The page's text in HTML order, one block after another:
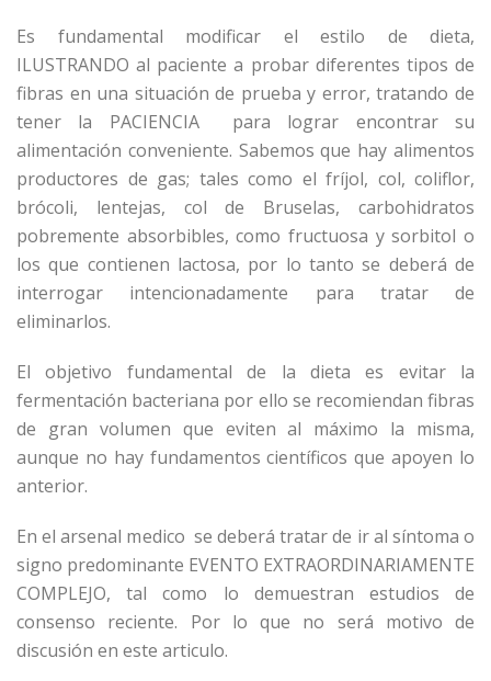
Es fundamental modificar el estilo de dieta,
ILUSTRANDO al paciente a probar diferentes tipos de
fibras en una situación de prueba y error, tratando de
tener la PACIENCIA para lograr encontrar su
alimentación conveniente. Sabemos que hay alimentos
productores de gas; tales como el fríjol, col, coliflor,
brócoli, lentejas, col de Bruselas, carbohidratos
pobremente absorbibles, como fructuosa y sorbitol o
los que contienen lactosa, por lo tanto se deberá de
interrogar intencionadamente para tratar de
eliminarlos.
El objetivo fundamental de la dieta es evitar la
fermentación bacteriana por ello se recomiendan fibras
de gran volumen que eviten al máximo la misma,
aunque no hay fundamentos científicos que apoyen lo
anterior.
En el arsenal medico se deberá tratar de ir al síntoma o
signo predominante EVENTO EXTRAORDINARIAMENTE
COMPLEJO, tal como lo demuestran estudios de
consenso reciente. Por lo que no será motivo de
discusión en este articulo.